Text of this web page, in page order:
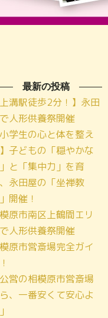
最新の投稿
上溝駅徒歩2分！】永田
人形供養祭開催
小学生の心と体を整え
子どもの「穏やかな
と「集中力」を育
永田屋の「坐禅教
開催！
原市南区上鶴間エリ
人形供養祭開催
原市営斎場完全ガイ
公営の相模原市営斎場
、一番安くて安心よ